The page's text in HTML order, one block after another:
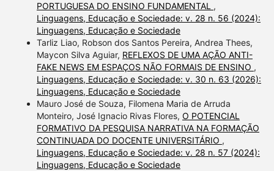
PORTUGUESA DO ENSINO FUNDAMENTAL ,
Linguagens, Educação e Sociedade: v. 28 n. 56 (2024):
Linguagens, Educação e Sociedade
Tarliz Liao, Robson dos Santos Pereira, Andrea Thees,
Maycon Silva Aguiar, REFLEXOS DE UMA AÇÃO ANTI-
FAKE NEWS EM ESPAÇOS NÃO FORMAIS DE ENSINO ,
Linguagens, Educação e Sociedade: v. 30 n. 63 (2026):
Linguagens, Educação e Sociedade
Mauro José de Souza, Filomena Maria de Arruda
Monteiro, José Ignacio Rivas Flores, O POTENCIAL
FORMATIVO DA PESQUISA NARRATIVA NA FORMAÇÃO
CONTINUADA DO DOCENTE UNIVERSITÁRIO ,
Linguagens, Educação e Sociedade: v. 28 n. 57 (2024):
Linguagens, Educação e Sociedade